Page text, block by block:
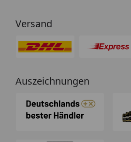
Versand
Auszeichnungen